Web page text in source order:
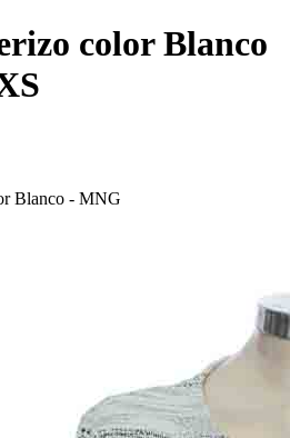
color Blanco
Blanco - MNG